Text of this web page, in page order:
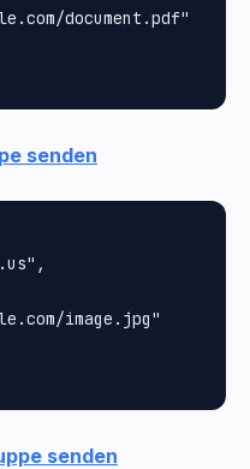
document.pdf"
senden
image.jpg"
senden